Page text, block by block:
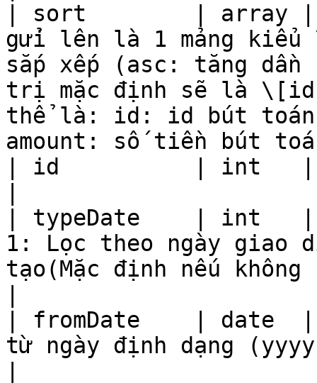
| sort        | array |
gửi lên là 1 mảng kiểu
sắp xếp (asc: tăng dần
trị mặc định sẽ là \[id
thể là: id: id bút
amount: số tiền bút
| id          | int   |
| typeDate    | int   |
1: Lọc theo ngày giao
tạo(Mặc định nếu
| fromDate    | date  |
từ ngày định dạng